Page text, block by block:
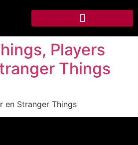
Players
Things
en Stranger Things